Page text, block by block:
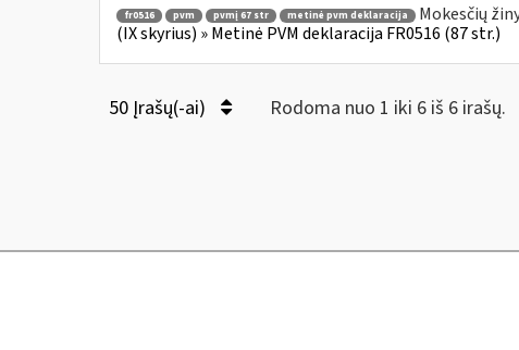
fr0516 pvm pvmį 67 str metinė pvm deklaracija Mokesčių
(IX skyrius) » Metinė PVM deklaracija FR0516 (87 str.)
50 Įrašų(-ai) Rodoma nuo 1 iki 6 iš 6 irašų.